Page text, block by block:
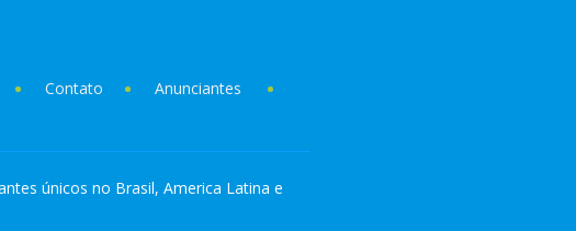
Contato
Anunciantes
únicos no Brasil, America Latina e